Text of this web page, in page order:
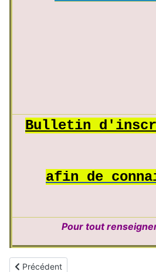
Bulletin
afin de
Pour tout
Article précédent : La vidéo du
Précédent